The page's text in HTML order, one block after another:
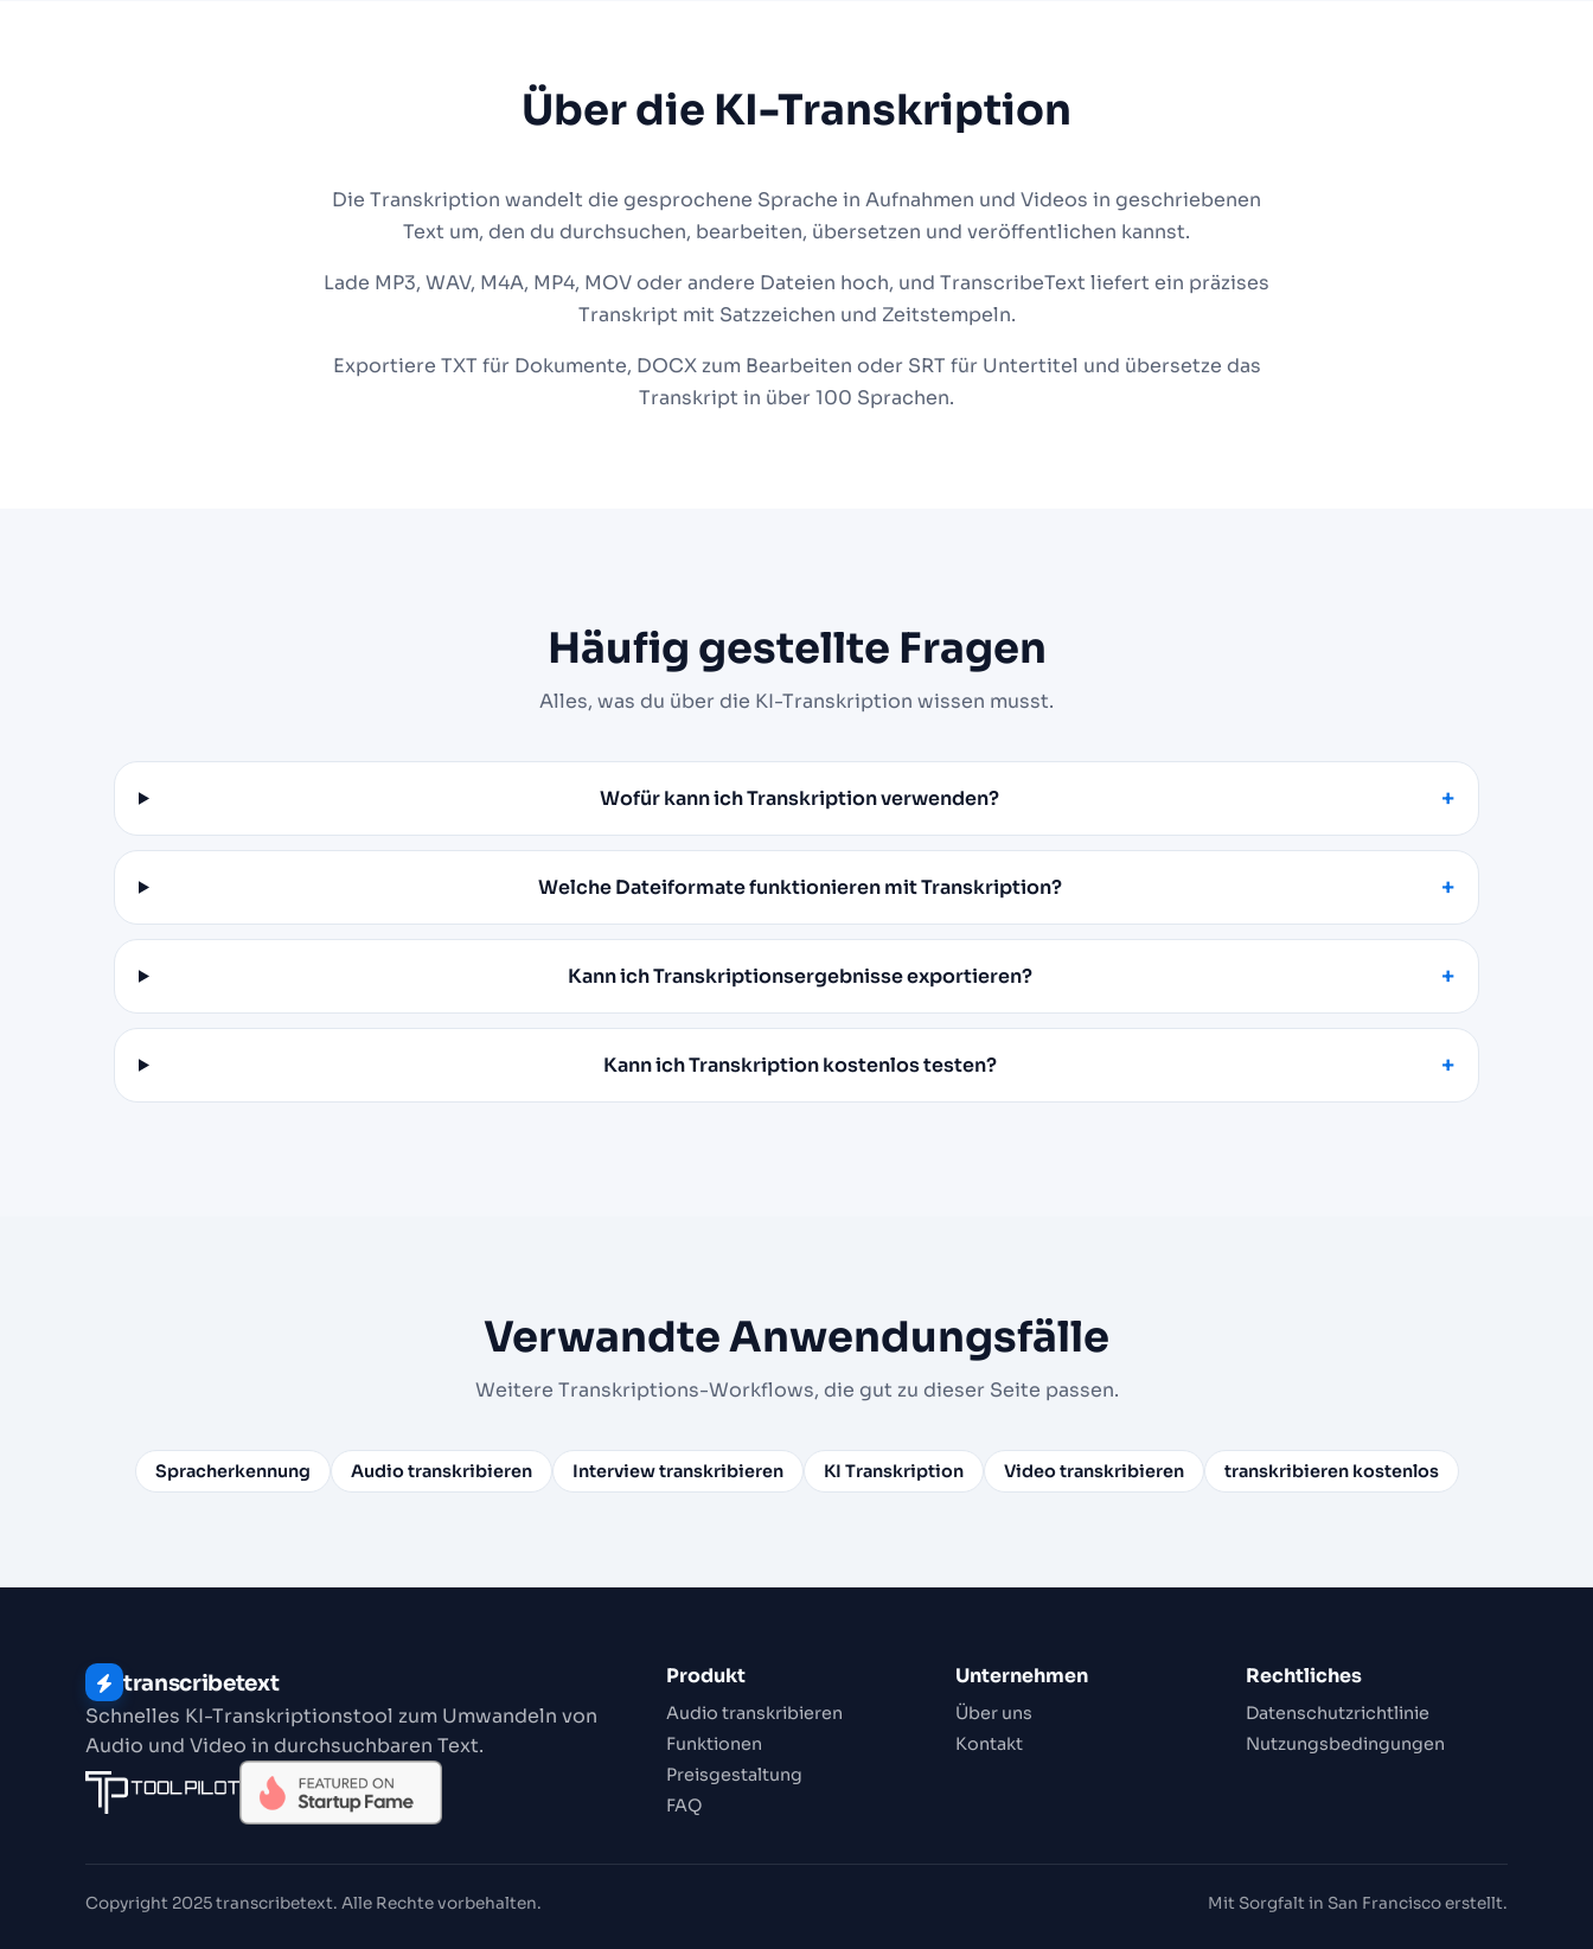
Über die KI-Transkription
Die Transkription wandelt die gesprochene Sprache in Aufnahmen und Videos in geschriebenen
Text um, den du durchsuchen, bearbeiten, übersetzen und veröffentlichen kannst.
Lade MP3, WAV, M4A, MP4, MOV oder andere Dateien hoch, und TranscribeText liefert ein präzises
Transkript mit Satzzeichen und Zeitstempeln.
Exportiere TXT für Dokumente, DOCX zum Bearbeiten oder SRT für Untertitel und übersetze das
Transkript in über 100 Sprachen.
Häufig gestellte Fragen
Alles, was du über die KI-Transkription wissen musst.
Wofür kann ich Transkription verwenden?
Welche Dateiformate funktionieren mit Transkription?
Kann ich Transkriptionsergebnisse exportieren?
Kann ich Transkription kostenlos testen?
Verwandte Anwendungsfälle
Weitere Transkriptions-Workflows, die gut zu dieser Seite passen.
Spracherkennung Audio transkribieren Interview transkribieren KI Transkription Video transkribieren transkribieren kostenlos
transcribetext
Schnelles KI-Transkriptionstool zum Umwandeln von
Audio und Video in durchsuchbaren Text.
Produkt
Audio transkribieren
Funktionen
Preisgestaltung
FAQ
Unternehmen
Über uns
Kontakt
Rechtliches
Datenschutzrichtlinie
Nutzungsbedingungen
Copyright 2025 transcribetext. Alle Rechte vorbehalten. Mit Sorgfalt in San Francisco erstellt.